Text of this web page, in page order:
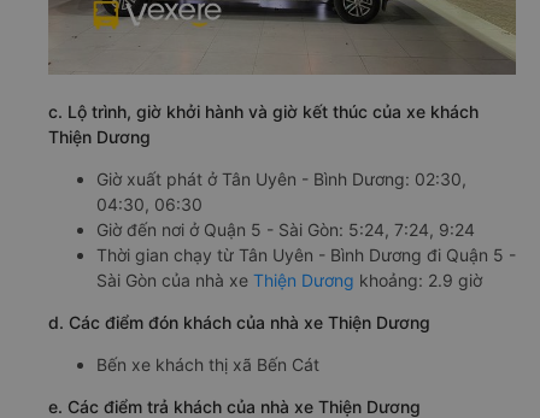
c. Lộ trình, giờ khởi hành và giờ kết thúc của xe khách
Thiện Dương
Giờ xuất phát ở Tân Uyên - Bình Dương: 02:30,
04:30, 06:30
Giờ đến nơi ở Quận 5 - Sài Gòn: 5:24, 7:24, 9:24
Thời gian chạy từ Tân Uyên - Bình Dương đi Quận 5 -
Sài Gòn của nhà xe Thiện Dương khoảng: 2.9 giờ
d. Các điểm đón khách của nhà xe Thiện Dương
Bến xe khách thị xã Bến Cát
e. Các điểm trả khách của nhà xe Thiện Dương